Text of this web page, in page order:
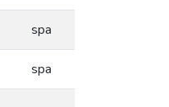
spa
spa